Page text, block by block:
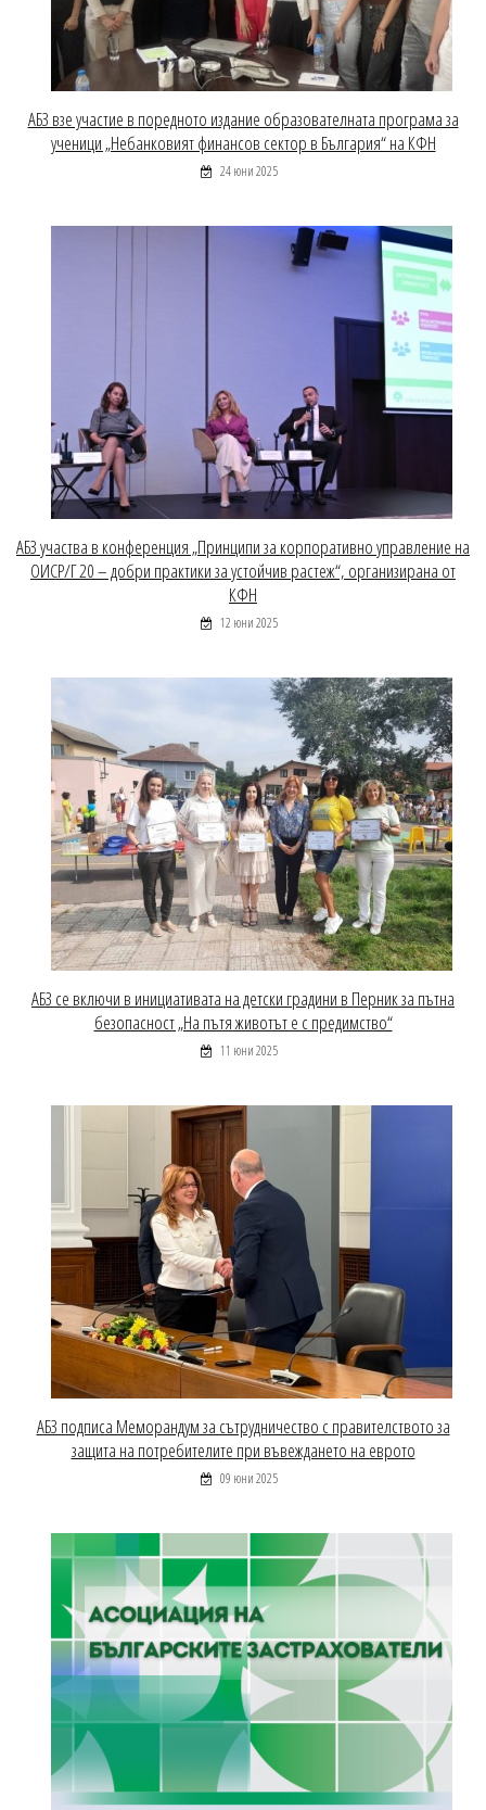
АБЗ взе участие в поредното издание образователната програма за
ученици „Небанковият финансов сектор в България“ на КФН
24 юни 2025
АБЗ участва в конференция „Принципи за корпоративно управление на
ОИСР/Г 20 – добри практики за устойчив растеж“, организирана от
КФН
12 юни 2025
АБЗ се включи в инициативата на детски градини в Перник за пътна
безопасност „На пътя животът е с предимство“
11 юни 2025
АБЗ подписа Меморандум за сътрудничество с правителството за
защита на потребителите при въвеждането на еврото
09 юни 2025